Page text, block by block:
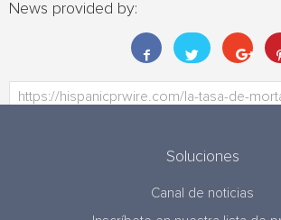
News provided by:
Soluciones
Canal de noticias